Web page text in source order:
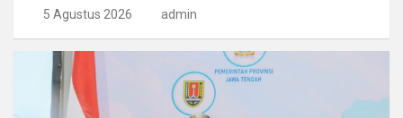
5 Agustus 2026 admin